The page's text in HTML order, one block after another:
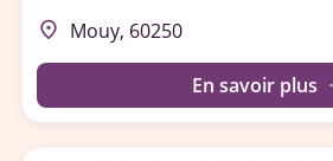
place Mouy, 60250
En savoir plus